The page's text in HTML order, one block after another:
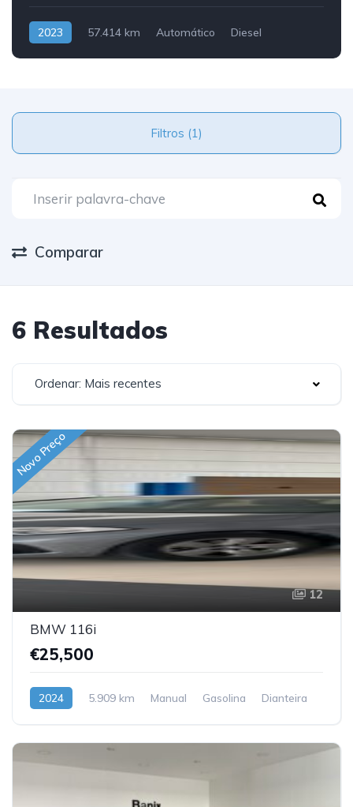
2023 57.414 km Automático
Diesel
Filtros (1)
Comparar
6 Resultados
Ordenar: Mais recentes
Novo Preço
12
BMW 116i
€25,500
2024 5.909 km Manual Gasolina Dianteira